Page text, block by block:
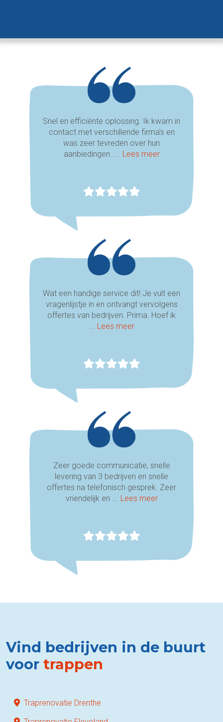
Snel en efficiënte oplossing. Ik kwam in
contact met verschillende firma's en
was zeer tevreden over hun
aanbiedingen. ... Lees meer
Wat een handige service dit! Je vult een
vragenlijstje in en ontvangt vervolgens
offertes van bedrijven. Prima. Hoef ik
... Lees meer
Zeer goede communicatie, snelle
levering van 3 bedrijven en snelle
offertes na telefonisch gesprek. Zeer
vriendelijk en ... Lees meer
Vind bedrijven in de buurt
voor trappen
Traprenovatie Drenthe